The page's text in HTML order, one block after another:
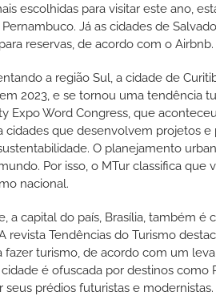
escolhidas para visitar este ano,
Já as cidades de
reservas, de acordo com o Airbnb.
a região Sul, a cidade de
2023, e se tornou uma tendência
Expo Word Congress, que
cidades que desenvolvem projetos
O planejamento
Por isso, o MTur classifica que
nacional.
a capital do país, Brasília, também é
revista Tendências do Turismo
fazer turismo, de acordo com um
é ofuscada por destinos como
seus prédios futuristas e modernistas.